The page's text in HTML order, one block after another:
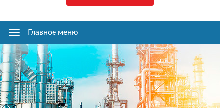
Главное
меню
Главное меню